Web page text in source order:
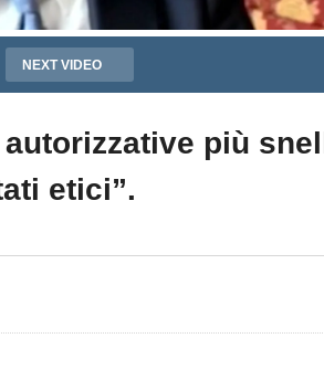
NEXT VIDEO
più
etici”.